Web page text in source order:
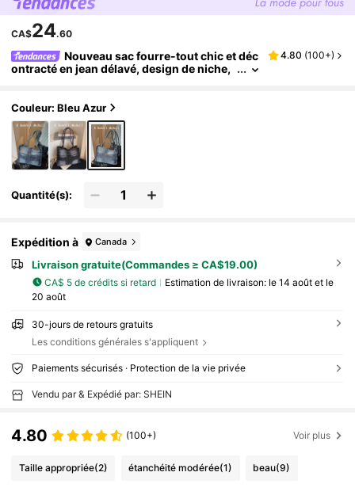
CA$24.60
Nouveau sac fourre-tout chic et déc
ontracté en jean délavé, design de niche,
r la cowgirl
4.80 (100+)
Couleur: Bleu Azur
Quantité(s):
Expédition à Canada
Livraison gratuite(Commandes ≥ CA$19.00)
CA$ 5 de crédits si retard Estimation de livraison: le 14 août et le
20 août
30-jours de retours gratuits
Les conditions générales s'appliquent
Paiements sécurisés · Protection de la vie privée
Vendu par & Expédié par: SHEIN
4.80 (100+) Voir plus
Taille appropriée(2) étanchéité modérée(1) beau(9)